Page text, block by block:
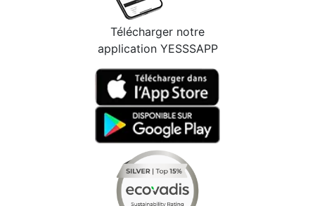
Télécharger notre
application YESSSAPP